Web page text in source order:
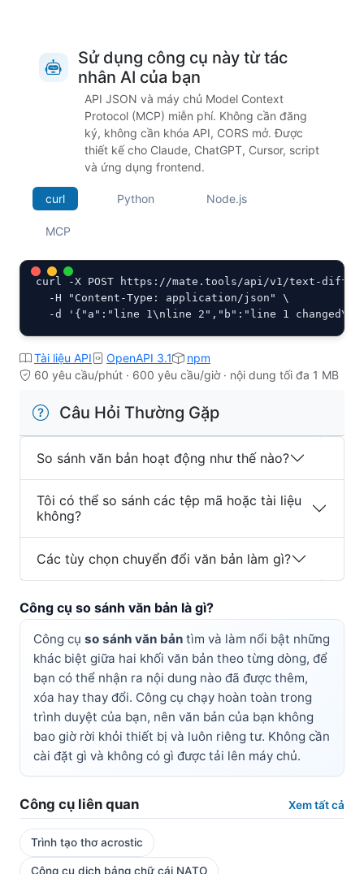
Sử dụng công cụ này từ tác
nhân AI của bạn
API JSON và máy chủ Model Context
Protocol (MCP) miễn phí. Không cần đăng
ký, không cần khóa API, CORS mở. Được
thiết kế cho Claude, ChatGPT, Cursor, script
và ứng dụng frontend.
curl Python Node.js
MCP
curl -X POST https://mate.tools/api/v1/text-
  -H "Content-Type: application/json" \
-d '{"a":"line 1\nline 2","b":"line 1
Tài liệu API OpenAPI 3.1
npm
60 yêu cầu/phút · 600 yêu cầu/giờ · nội dung tối đa 1 MB
Câu Hỏi Thường Gặp
So sánh văn bản hoạt động như thế nào?
Tôi có thể so sánh các tệp mã hoặc tài liệu
không?
Các tùy chọn chuyển đổi văn bản làm gì?
Công cụ so sánh văn bản là gì?
Công cụ so sánh văn bản tìm và làm nổi bật những
khác biệt giữa hai khối văn bản theo từng dòng, để
bạn có thể nhận ra nội dung nào đã được thêm,
xóa hay thay đổi. Công cụ chạy hoàn toàn trong
trình duyệt của bạn, nên văn bản của bạn không
bao giờ rời khỏi thiết bị và luôn riêng tư. Không cần
cài đặt gì và không có gì được tải lên máy chủ.
Công cụ liên quan Xem tất cả
Trình tạo thơ acrostic
Công cụ dịch bảng chữ cái NATO